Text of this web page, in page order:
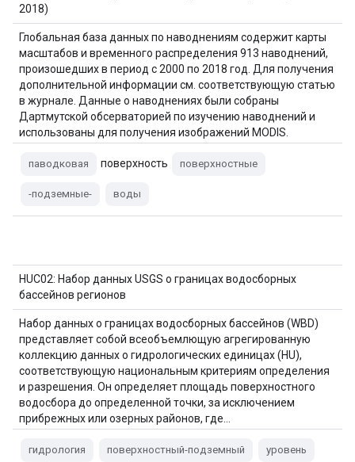
2018)
Глобальная база данных по наводнениям содержит карты
масштабов и временного распределения 913 наводнений,
произошедших в период с 2000 по 2018 год. Для получения
дополнительной информации см. соответствующую статью
в журнале. Данные о наводнениях были собраны
Дартмутской обсерваторией по изучению наводнений и
использованы для получения изображений MODIS.
паводковая поверхность поверхностные
-подземные- воды
HUC02: Набор данных USGS о границах водосборных
бассейнов регионов
Набор данных о границах водосборных бассейнов (WBD)
представляет собой всеобъемлющую агрегированную
коллекцию данных о гидрологических единицах (HU),
соответствующую национальным критериям определения
и разрешения. Он определяет площадь поверхностного
водосбора до определенной точки, за исключением
прибрежных или озерных районов, где…
гидрология поверхностный-подземный уровень